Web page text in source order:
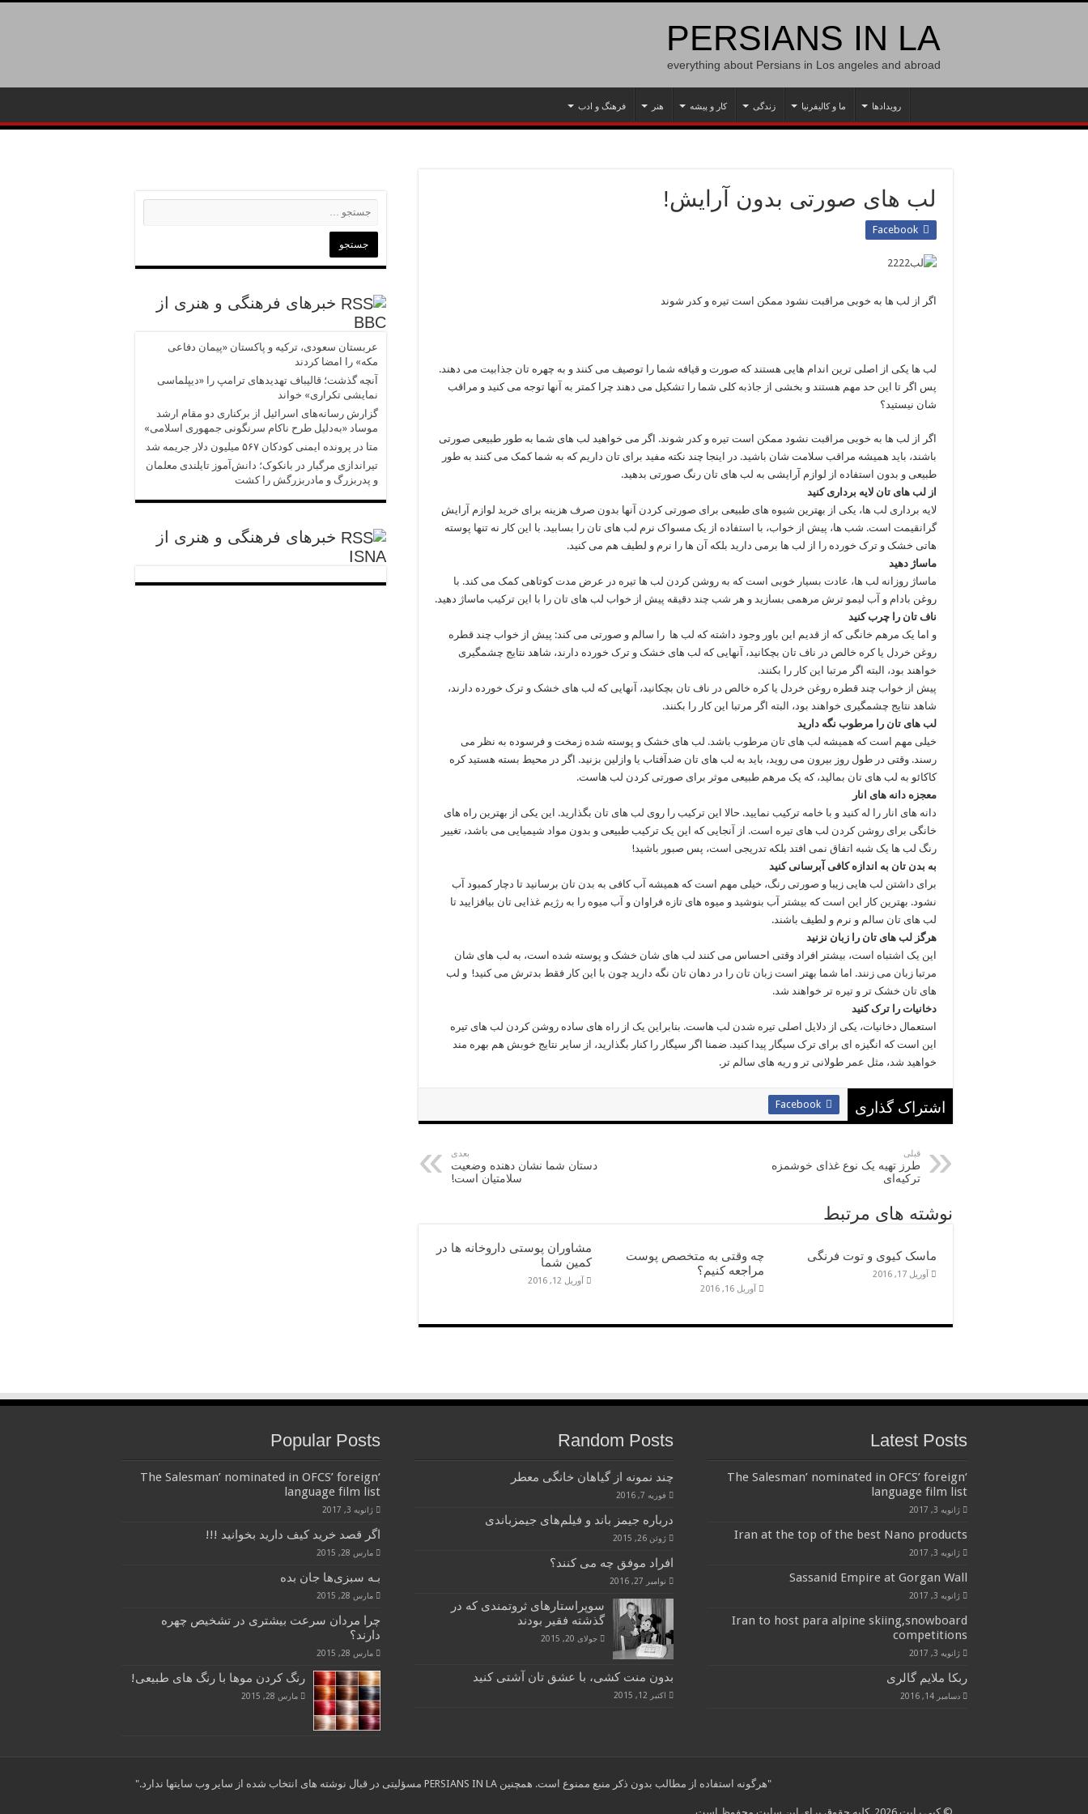
PERSIANS IN LA
everything about Persians in Los angeles and abroad
رویدادها ما و کالیفرنیا زندگی کار و پیشه هنر فرهنگ و ادب
لب های صورتی بدون آرایش!
Facebook
اگر از لب ها به خوبی مراقبت نشود ممکن است تیره و کدر شوند
لب ها یکی از اصلی ترین اندام هایی هستند که صورت و قیافه شما را توصیف می کنند و به چهره تان جذابیت می دهند.
پس اگر تا این حد مهم هستند و بخشی از جاذبه کلی شما را تشکیل می دهند چرا کمتر به آنها توجه می کنید و مراقب
شان نیستید؟
اگر از لب ها به خوبی مراقبت نشود ممکن است تیره و کدر شوند. اگر می خواهید لب های شما به طور طبیعی صورتی
باشند، باید همیشه مراقب سلامت شان باشید. در اینجا چند نکته مفید برای تان داریم که به شما کمک می کنند به طور
طبیعی و بدون استفاده از لوازم آرایشی به لب های تان رنگ صورتی بدهید.
از لب های تان لایه برداری کنید
لایه برداری لب ها، یکی از بهترین شیوه های طبیعی برای صورتی کردن آنها بدون صرف هزینه برای خرید لوازم آرایش
گرانقیمت است. شب ها، پیش از خواب، با استفاده از یک مسواک نرم لب های تان را بسابید. با این کار نه تنها پوسته
هاتی خشک و ترک خورده را از لب ها برمی دارید بلکه آن ها را نرم و لطیف هم می کنید.
ماساژ دهید
ماساژ روزانه لب ها، عادت بسیار خوبی است که به روشن کردن لب ها تیره در عرض مدت کوتاهی کمک می کند. با
روغن بادام و آب لیمو ترش مرهمی بسازید و هر شب چند دقیقه پیش از خواب لب های تان را با این ترکیب ماساژ دهید.
ناف تان را چرب کنید
و اما یک مرهم خانگی که از قدیم این باور وجود داشته که لب ها را سالم و صورتی می کند: پیش از خواب چند قطره
روغن خردل یا کره خالص در ناف تان بچکانید، آنهایی که لب های خشک و ترک خورده دارند، شاهد نتایج چشمگیری
خواهند بود، البته اگر مرتبا این کار را بکنند.
پیش از خواب چند قطره روغن خردل یا کره خالص در ناف تان بچکانید، آنهایی که لب های خشک و ترک خورده دارند،
شاهد نتایج چشمگیری خواهند بود، البته اگر مرتبا این کار را بکنند.
لب های تان را مرطوب نگه دارید
خیلی مهم است که همیشه لب های تان مرطوب باشد. لب های خشک و پوسته شده زمخت و فرسوده به نظر می
رسند. وقتی در طول روز بیرون می روید، باید به لب های تان ضدآفتاب یا وازلین بزنید. اگر در محیط بسته هستید کره
کاکائو به لب های تان بمالید، که یک مرهم طبیعی موثر برای صورتی کردن لب هاست.
معجزه دانه های انار
دانه های انار را له کنید و با خامه ترکیب نمایید. حالا این ترکیب را روی لب های تان بگذارید. این یکی از بهترین راه های
خانگی برای روشن کردن لب های تیره است. از آنجایی که این یک ترکیب طبیعی و بدون مواد شیمیایی می باشد، تغییر
رنگ لب ها یک شبه اتفاق نمی افتد بلکه تدریجی است، پس صبور باشید!
به بدن تان به اندازه کافی آبرسانی کنید
برای داشتن لب هایی زیبا و صورتی رنگ، خیلی مهم است که همیشه آب کافی به بدن تان برسانید تا دچار کمبود آب
نشود. بهترین کار این است که بیشتر آب بنوشید و میوه های تازه فراوان و آب میوه را به رژیم غذایی تان بیافزایید تا
لب های تان سالم و نرم و لطیف باشند.
هرگز لب های تان را زبان نزنید
این یک اشتباه است، بیشتر افراد وقتی احساس می کنند لب های شان خشک و پوسته شده است، به لب های شان
مرتبا زبان می زنند. اما شما بهتر است زبان تان را در دهان تان نگه دارید چون با این کار فقط بدترش می کنید! و لب
های تان خشک تر و تیره تر خواهند شد.
دخانیات را ترک کنید
استعمال دخانیات، یکی از دلایل اصلی تیره شدن لب هاست. بنابراین یک از راه های ساده روشن کردن لب های تیره
این است که انگیزه ای برای ترک سیگار پیدا کنید. ضمنا اگر سیگار را کنار بگذارید، از سایر نتایج خوبش هم بهره مند
خواهید شد، مثل عمر طولانی تر و ریه های سالم تر.
اشتراک گذاری Facebook
قبلی
طرز تهیه یک نوع غذای خوشمزه
ترکیه‌ای
بعدی
دستان شما نشان دهنده وضعیت
سلامتیان است!
نوشته های مرتبط
ماسک کیوی و توت فرنگی
آوریل 17, 2016
چه وقتی به متخصص پوست
مراجعه کنیم؟
آوریل 16, 2016
مشاوران پوستی داروخانه ها در
کمین شما
آوریل 12, 2016
خبرهای فرهنگی و هنری از
BBC
عربستان سعودی، ترکیه و پاکستان «پیمان دفاعی
مکه» را امضا کردند
آنچه گذشت؛ قالیباف تهدیدهای ترامپ را «دیپلماسی
نمایشی تکراری» خواند
گزارش‌‌ رسانه‌های اسرائیل از برکناری دو مقام ارشد
موساد «به‌دلیل طرح ناکام سرنگونی جمهوری اسلامی»
متا در پرونده ایمنی کودکان ۵۶۷ میلیون دلار جریمه شد
تیراندازی مرگبار در بانکوک؛ دانش‌آموز تایلندی معلمان
و پدربزرگ و مادربزرگش را کشت
خبرهای فرهنگی و هنری از
ISNA
Latest Posts
‘The Salesman’ nominated in OFCS’ foreign
language film list
ژانویه 3, 2017
Iran at the top of the best Nano products
ژانویه 3, 2017
Sassanid Empire at Gorgan Wall
ژانویه 3, 2017
Iran to host para alpine skiing,snowboard
competitions
ژانویه 3, 2017
ربکا ملایم گالری
دسامبر 14, 2016
Random Posts
چند نمونه از گیاهان خانگی معطر
فوریه 7, 2016
درباره جیمز باند و فیلم‌های جیمزباندی
ژوئن 26, 2015
افراد موفق چه می کنند؟
نوامبر 27, 2016
سوپراستارهای ثروتمندی که در
گذشته فقیر بودند
جولای 20, 2015
بدون منت کشی، با عشق تان آشتی کنید
اکتبر 12, 2015
Popular Posts
‘The Salesman’ nominated in OFCS’ foreign
language film list
ژانویه 3, 2017
اگر قصد خرید کیف دارید بخوانید !!!
مارس 28, 2015
بـه سبزی‌ها جان بده
مارس 28, 2015
چرا مردان سرعت بیشتری در تشخیص چهره
دارند؟
مارس 28, 2015
رنگ کردن موها با رنگ های طبیعی!
مارس 28, 2015
"هرگونه استفاده از مطالب بدون ذکر منبع ممنوع است. همچنین PERSIANS IN LA مسؤلیتی در قبال نوشته های انتخاب شده از سایر وب سایتها ندارد."